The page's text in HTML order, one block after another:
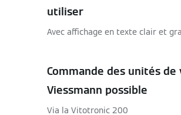
utiliser
Avec affichage en texte clair et
Commande des unités
Viessmann possible
Via la Vitotronic 200